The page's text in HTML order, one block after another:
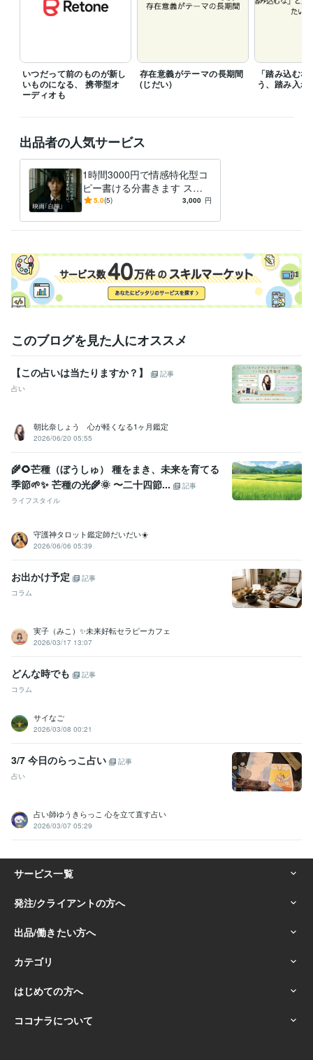
Google ドキュメント:5年 ChatGPT:1年Canva:2年
いつだって前のものが新し
いものになる、 携帯型オ
ーディオも
存在意義がテーマの長期間
(じだい)
「踏み込む
う、踏み入れ
出品者の人気サービス
1時間3000円で情感特化型コ
ピー書ける分書きます スロ
ーガンなどコピーに近いもの
5.0(5) 3,000 円
このブログを見た人にオススメ
【この占いは当たりますか？】
記事
占い
朝比奈しょう 心が軽くなる1ヶ月鑑定
2026/06/20 05:55
🌾🌻芒種（ぼうしゅ） 種をまき、未来を育てる
季節🌱✨ 芒種の光🌾🌞 〜二十四節...
記事
ライフスタイル
守護神タロット鑑定師だいだい☀️
2026/06/06 05:39
お出かけ予定
記事
コラム
実子（みこ）✨未来好転セラピーカフェ
2026/03/17 13:07
どんな時でも
記事
コラム
サイなご
2026/03/08 00:21
3/7 今日のらっこ占い
記事
占い
占い師ゆうきらっこ 心を立て直す占い
2026/03/07 05:29